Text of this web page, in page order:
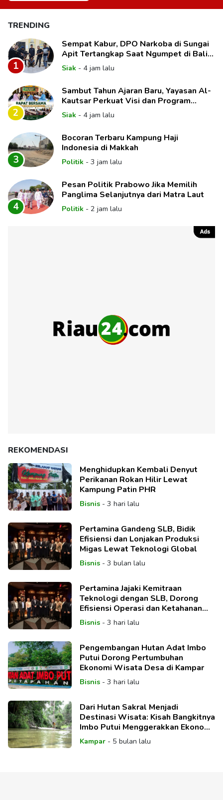
TRENDING
1
Sempat Kabur, DPO Narkoba di Sungai
Apit Tertangkap Saat Ngumpet di Balik
Kelambu
Siak - 4 jam lalu
2
Sambut Tahun Ajaran Baru, Yayasan Al-
Kautsar Perkuat Visi dan Program
Unggulan Pendidikan
Siak - 4 jam lalu
3
Bocoran Terbaru Kampung Haji
Indonesia di Makkah
Politik - 3 jam lalu
4
Pesan Politik Prabowo Jika Memilih
Panglima Selanjutnya dari Matra Laut
Politik - 2 jam lalu
REKOMENDASI
Menghidupkan Kembali Denyut
Perikanan Rokan Hilir Lewat
Kampung Patin PHR
Bisnis- 3 hari lalu
Pertamina Gandeng SLB, Bidik
Efisiensi dan Lonjakan Produksi
Migas Lewat Teknologi Global
Bisnis- 3 bulan lalu
Pertamina Jajaki Kemitraan
Teknologi dengan SLB, Dorong
Efisiensi Operasi dan Ketahanan
Energi Nasional
Bisnis- 3 hari lalu
Pengembangan Hutan Adat Imbo
Putui Dorong Pertumbuhan
Ekonomi Wisata Desa di Kampar
Bisnis- 3 hari lalu
Dari Hutan Sakral Menjadi
Destinasi Wisata: Kisah Bangkitnya
Imbo Putui Menggerakkan Ekonomi
Desa
Kampar- 5 bulan lalu